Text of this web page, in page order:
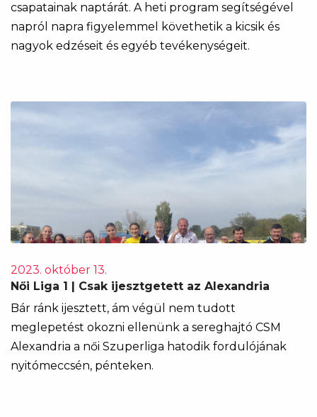
csapatainak naptárát. A heti program segítségével
napról napra figyelemmel követhetik a kicsik és
nagyok edzéseit és egyéb tevékenységeit.
2023. október 13.
Női Liga 1 | Csak ijesztgetett az Alexandria
Bár ránk ijesztett, ám végül nem tudott
meglepetést okozni ellenünk a sereghajtó CSM
Alexandria a női Szuperliga hatodik fordulójának
nyitómeccsén, pénteken.